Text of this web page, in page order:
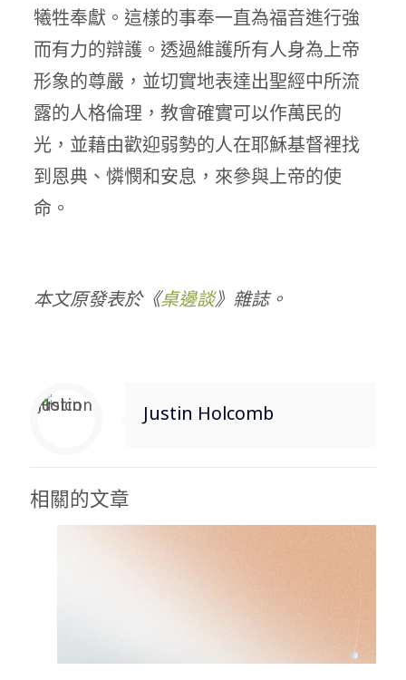
犧牲奉獻。這樣的事奉一直為福音進行強
而有力的辯護。透過維護所有人身為上帝
形象的尊嚴，並切實地表達出聖經中所流
露的人格倫理，教會確實可以作萬民的
光，並藉由歡迎弱勢的人在耶穌基督裡找
到恩典、憐憫和安息，來參與上帝的使
命。
本文原發表於《桌邊談》雜誌。
Justin Holcomb
相關的文章